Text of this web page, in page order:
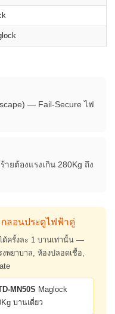
— Fail-Secure ไฟ
ยต้องแรงเกิน 280Kg ถึง
กลอนประตูไฟฟ้าคู่
ด้ครั้งละ 1 บานเท่านั้น —
พยาบาล, ห้องปลอดเชื้อ,
MN50S Maglock
บานเดี่ยว